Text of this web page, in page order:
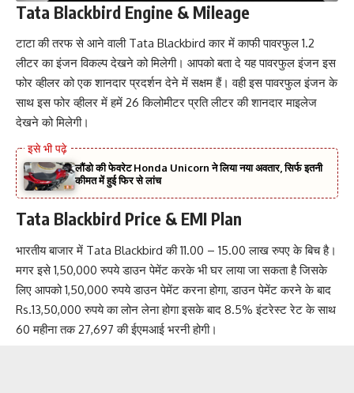
Tata Blackbird Engine & Mileage
टाटा की तरफ से आने वाली Tata Blackbird कार में काफी पावरफुल 1.2
लीटर का इंजन विकल्प देखने को मिलेगी। आपको बता दे यह पावरफुल इंजन इस
फोर व्हीलर को एक शानदार प्रदर्शन देने में सक्षम हैं। वही इस पावरफुल इंजन के
साथ इस फोर व्हीलर में हमें 26 किलोमीटर प्रति लीटर की शानदार माइलेज
देखने को मिलेगी।
लौंडो की फेवरेट Honda Unicorn ने लिया नया अवतार, सिर्फ इतनी
कीमत में हुई फिर से लांच
Tata Blackbird Price & EMI Plan
भारतीय बाजार में Tata Blackbird की 11.00 – 15.00 लाख रुपए के बिच है।
मगर इसे 1,50,000 रुपये डाउन पेमेंट करके भी घर लाया जा सकता है जिसके
लिए आपको 1,50,000 रुपये डाउन पेमेंट करना होगा, डाउन पेमेंट करने के बाद
Rs.13,50,000 रुपये का लोन लेना होगा इसके बाद 8.5% इंटरेस्ट रेट के साथ
60 महीना तक 27,697 की ईएमआई भरनी होगी।